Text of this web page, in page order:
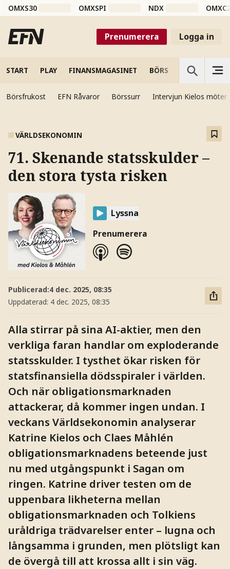
OMXS30 OMXSPI NDX
Prenumerera Logga in
START PLAY FINANSMAGASINET BÖRS VETENSKAP
Börsfrukost EFN Råvaror Börssurr Intervjun Kielos möter
VÄRLDSEKONOMIN
71. Skenande statsskulder –
den stora tysta risken
Lyssna
Prenumerera
Publicerad:4 dec. 2025, 08:35
Uppdaterad: 4 dec. 2025, 08:35
Alla stirrar på sina AI-aktier, men den
verkliga faran handlar om exploderande
statsskulder. I tysthet ökar risken för
statsfinansiella dödsspiraler i världen.
Och när obligationsmarknaden
attackerar, då kommer ingen undan. I
veckans Världsekonomin analyserar
Katrine Kielos och Claes Måhlén
obligationsmarknadens beteende just
nu med utgångspunkt i Sagan om
ringen. Katrine driver testen om de
uppenbara likheterna mellan
obligationsmarknaden och Tolkiens
uråldriga trädvarelser enter – lugna och
långsamma i grunden, men plötsligt kan
de övergå till att krossa allt i sin väg.